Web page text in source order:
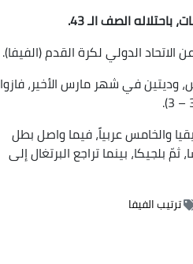
الصف الـ 43.
الدولي لكرة القدم (الفيفا).
وديتين في شهر مارس الأخير، فازوا
والخامس عربياً، فيما واصل بطل
متبوعاً بمنتخب فرنسا، ثمّ بلجيكا، بينما تراجع البرتغال إلى
ترتيب الفيفا